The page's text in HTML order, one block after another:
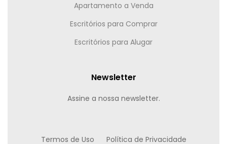
Apartamento a Venda
Escritórios para Comprar
Escritórios para Alugar
Newsletter
Assine a nossa newsletter.
Termos de Uso Política de Privacidade